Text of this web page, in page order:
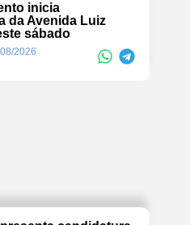
inicia
da Avenida Luiz
sábado
2026